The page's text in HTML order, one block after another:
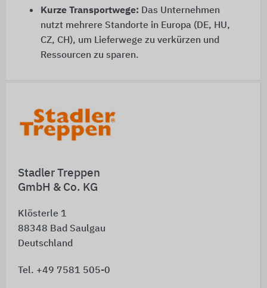
Stadler Treppen
GmbH & Co. KG
Klösterle 1
88348 Bad Saulgau
Deutschland
Tel. +49 7581 505-0
Kurze Transportwege: Das Unternehmen
nutzt mehrere Standorte in Europa (DE, HU,
CZ, CH), um Lieferwege zu verkürzen und
Ressourcen zu sparen.
Schnelleinstiege